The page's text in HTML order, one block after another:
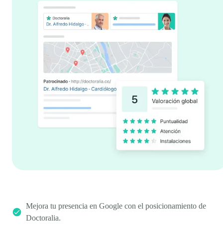
Mejora tu presencia en Google con el posicionamiento de
Doctoralia.